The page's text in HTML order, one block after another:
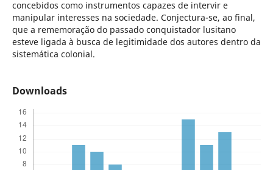
concebidos como instrumentos capazes de intervir e
manipular interesses na sociedade. Conjectura-se, ao final,
que a rememoração do passado conquistador lusitano
esteve ligada à busca de legitimidade dos autores dentro da
sistemática colonial.
Downloads